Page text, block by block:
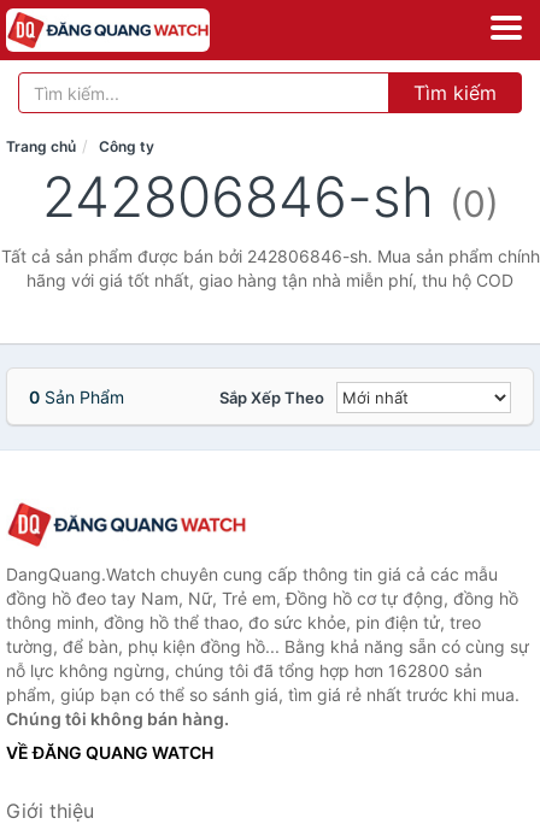
Tìm kiếm
Trang chủ Công ty
242806846-sh (0)
Tất cả sản phẩm được bán bởi 242806846-sh. Mua sản phẩm chính
hãng với giá tốt nhất, giao hàng tận nhà miễn phí, thu hộ COD
0 Sản Phẩm Sắp Xếp Theo
DangQuang.Watch chuyên cung cấp thông tin giá cả các mẫu
đồng hồ đeo tay Nam, Nữ, Trẻ em, Đồng hồ cơ tự động, đồng hồ
thông minh, đồng hồ thể thao, đo sức khỏe, pin điện tử, treo
tường, để bàn, phụ kiện đồng hồ... Bằng khả năng sẵn có cùng sự
nỗ lực không ngừng, chúng tôi đã tổng hợp hơn 162800 sản
phẩm, giúp bạn có thể so sánh giá, tìm giá rẻ nhất trước khi mua.
Chúng tôi không bán hàng.
VỀ ĐĂNG QUANG WATCH
Giới thiệu